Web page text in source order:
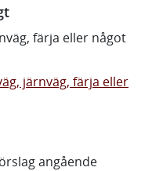
färja eller något
järnväg, färja eller
angående